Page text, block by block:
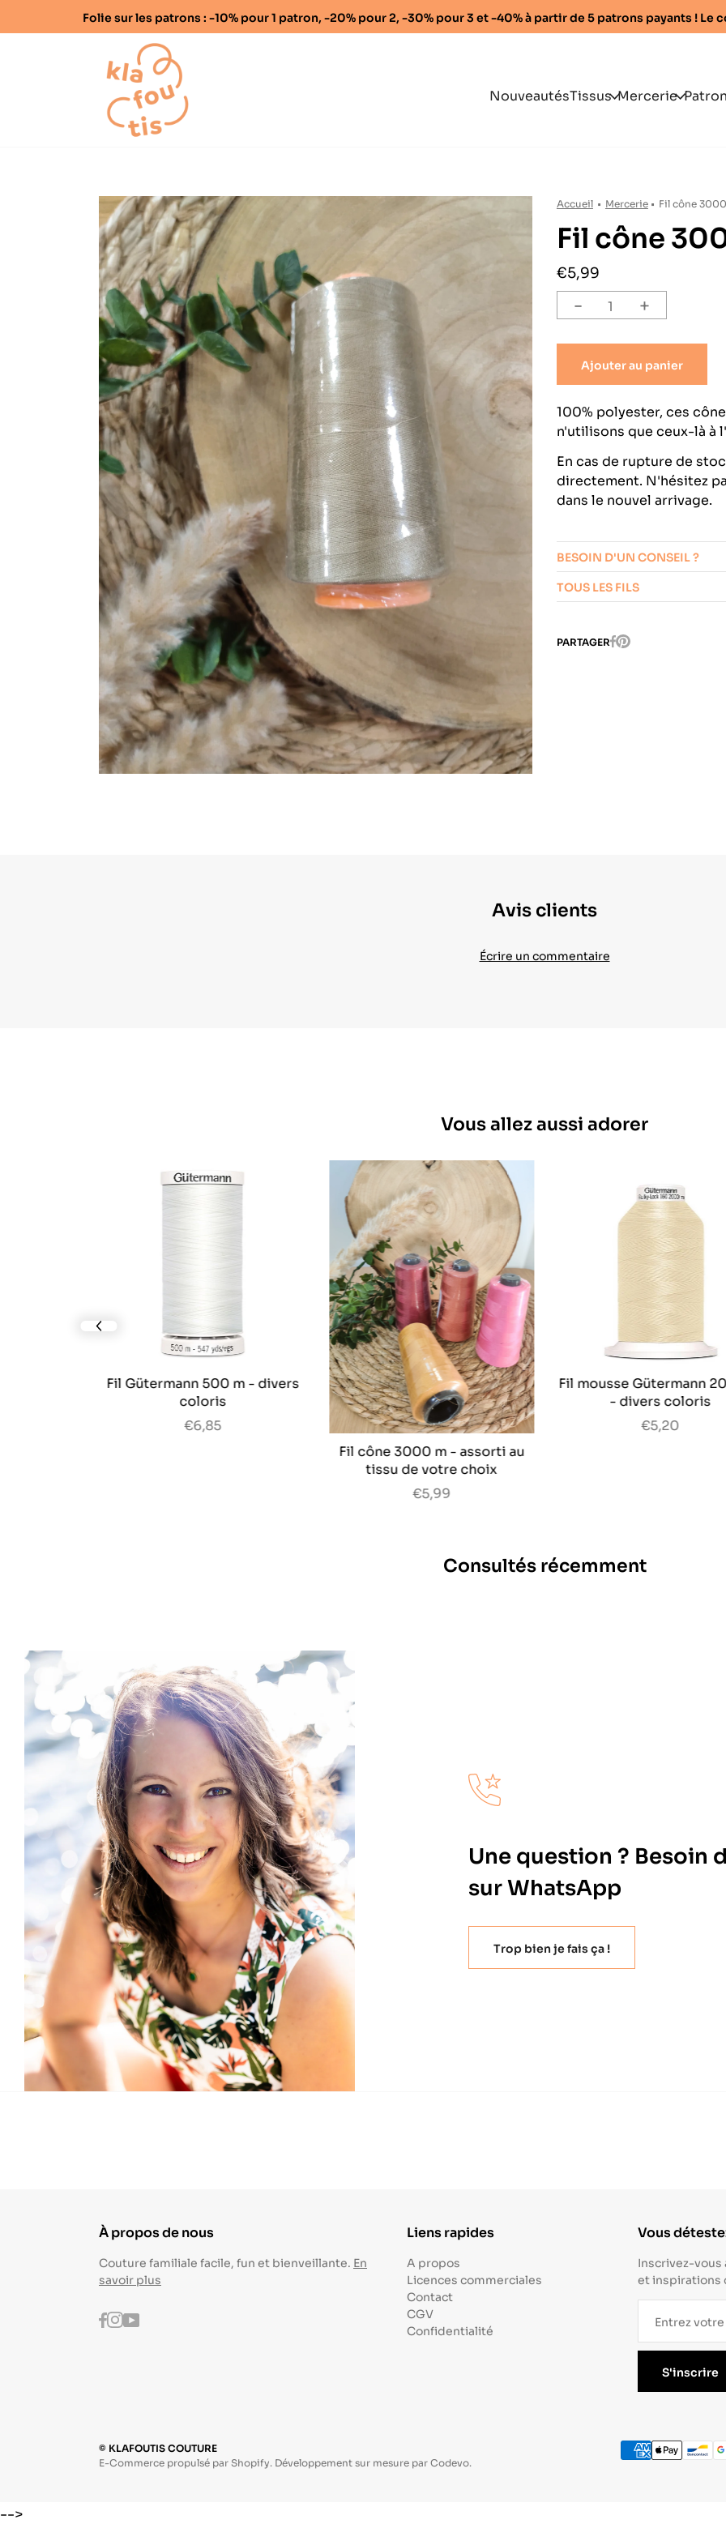
Folie sur les patrons : -10% pour 1 patron, -20% pour 2, -30% pour 3 et -40% à partir de 5 patrons payants !
Home
NouveautésTissus
On assortit pour vous
Coton non
extensible
Lin
Tissus extensibles
épais
Viscose
Mercerie
Entoilage
Broderie main
Accueil • Mercerie• Fil cône
Fil cône
€5,99
- +
Ajouter au panier
100% polyester, ces
n'utilisons que ceux-là à
En cas de rupture de
directement. N'hésitez
dans le nouvel arrivage.
BESOIN D'UN CONSEIL ?
TOUS LES FILS
PARTAGERFacebook
Pinterest
Avis clients
Écrire un commentaire
Vous allez aussi adorer
Fil Gütermann 500 m - divers
coloris
€6,85
Fil cône 3000 m - assorti au
tissu de votre choix
€5,99
Fil mousse Gütermann
- divers coloris
€5,20
prev slide
Consultés récemment
Une question ? Besoin
sur WhatsApp
Trop bien je fais ça !
À propos de nous
Couture familiale facile, fun et bienveillante. En
savoir plus
Facebook
Instagram
Youtube
Liens rapides
A propos
Licences commerciales
Contact
CGV
Confidentialité
Vous
Inscrivez-vous
et inspirations
S'inscrire
© KLAFOUTIS COUTURE
E-Commerce propulsé par Shopify. Développement sur mesure parCodevo.
-->